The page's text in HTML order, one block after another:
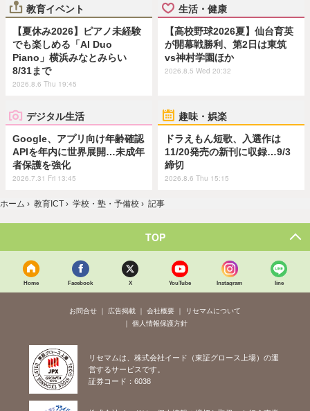
教育イベント
【夏休み2026】ピアノ未経験
でも楽しめる「AI Duo
Piano」横浜みなとみらい
8/31まで
2026.8.6 Thu 19:45
生活・健康
【高校野球2026夏】仙台育英
が開幕戦勝利、第2日は東筑
vs神村学園ほか
2026.8.5 Wed 20:32
デジタル生活
Google、アプリ向け年齢確認
APIを年内に世界展開…未成年
者保護を強化
2026.7.31 Fri 13:45
趣味・娯楽
ドラえもん短歌、入選作は
11/20発売の新刊に収録…9/3
締切
2026.8.6 Thu 15:15
ホーム › 教育ICT › 学校・塾・予備校 › 記事
TOP
Home Facebook X YouTube Instagram line
お問合せ 広告掲載 会社概要
リセマムについて
個人情報保護方針
リセマムは、株式会社イード（東証グロース上場）の運
営するサービスです。
証券コード：6038